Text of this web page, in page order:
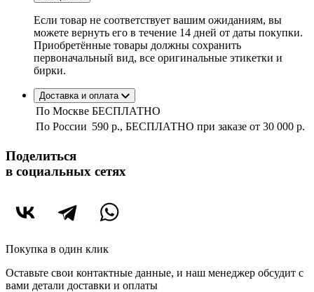
Если товар не соответствует вашим ожиданиям, вы
можете вернуть его в течение 14 дней от даты покупки.
Приобретённые товары должны сохранить
первоначальный вид, все оригинальные этикетки и
бирки.
Доставка и оплата
По Москве БЕСПЛАТНО
По России 590 р., БЕСПЛАТНО при заказе от 30 000 р.
Поделиться
в социальных сетях
Покупка в один клик
Оставьте свои контактные данные, и наш менеджер обсудит с
вами детали доставки и оплаты